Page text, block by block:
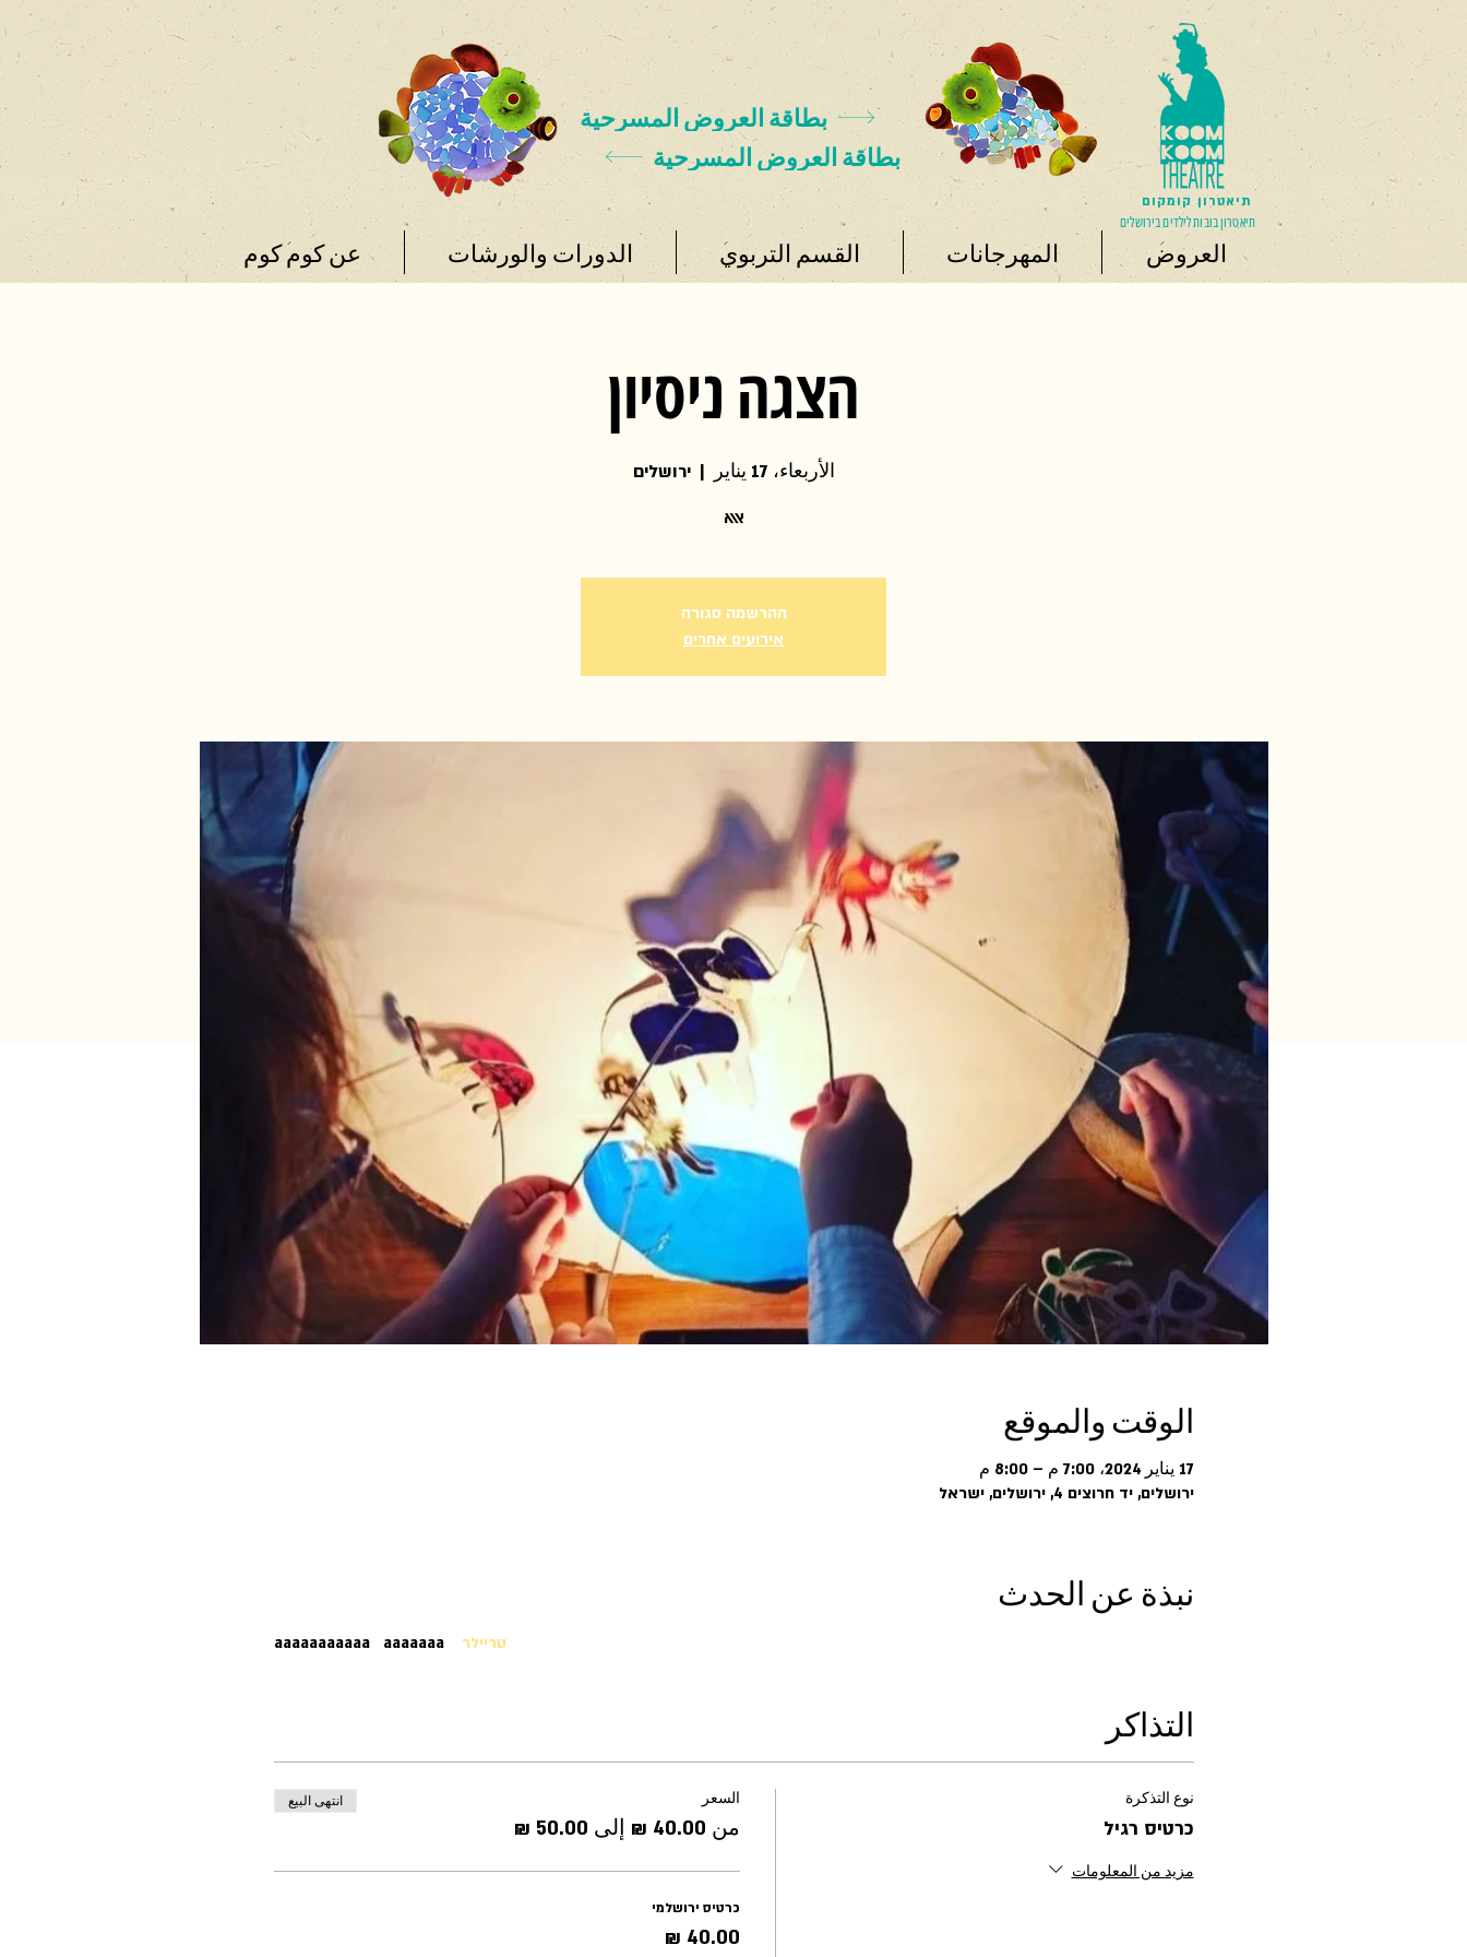
بطاقة العروض المسرحية
بطاقة العروض المسرحية
תיאטרון קומקום
תיאטרון בובות לילדים בירושלים
العروض المهرجانات القسم التربوي الدورات والورشات عن كوم كوم
הצגה ניסיון
الأربعاء، 17 يناير
  |
ירושלים
אאא
ההרשמה סגורה
אירועים אחרים
الوقت والموقع
17 يناير 2024، 7:00 م – 8:00 م
ירושלים, יד חרוצים 4, ירושלים, ישראל
نبذة عن الحدث
aaaaaaaaaaa   aaaaaaa טריילר
التذاكر
نوع التذكرة
כרטיס רגיל
مزيد من المعلومات
السعر
من ‏40.00 ₪ إلى ‏50.00 ₪
انتهى البيع
כרטיס ירושלמי